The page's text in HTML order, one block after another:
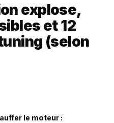
explose,
et 12
(selon
le moteur :